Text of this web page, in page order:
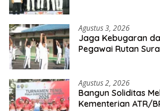
Agustus 3, 2026
Jaga Kebugaran
Pegawai Rutan
Agustus 2, 2026
Bangun Soliditas
Kementerian ATR/